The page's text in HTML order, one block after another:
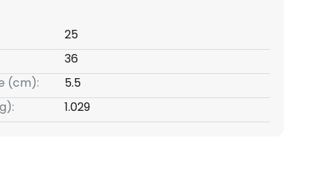
25
36
(cm):
5.5
1.029